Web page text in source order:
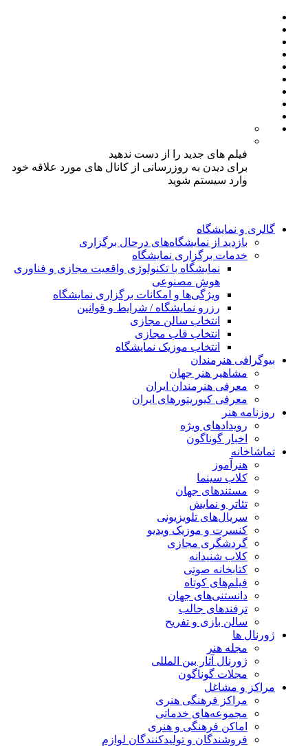
فیلم های جدید را از دست ندهید
برای دیدن به روزرسانی از کانال های مورد علاقه خود
وارد سیستم شوید
گالری و نمایشگاه
بازدید از نمایشگاه‌های درحال برگزاری
خدمات برگزاری نمایشگاه
نمایشگاه با تکنولوژی واقعیت مجازی و فناوری
هوش مصنوعی
ویژگی‌ها و امکانات برگزاری نمایشگاه
رزرو نمایشگاه / شرایط و قوانین
انتخاب سالن مجازی
انتخاب قاب مجازی
انتخاب موزیک نمایشگاه
بیوگرافی هنرمندان
مشاهیر هنر جهان
معرفی هنرمندان ایران
معرفی کیوریتورهای ایران
روزنامه هنر
رویدادهای ویژه
اخبار گوناگون
تماشاخانه
هنرآموز
کلاب سینما
مستندهای جهان
تئاتر و نمایش
سریال‌های تلویزیونی
کنسرت و موزیک ویدیو
گردشگری مجازی
کلاب شنیدانه
کتابخانه صوتی
فیلم‌های کوتاه
دانستنی‌های جهان
ترفندهای جالب
سالن بازی و تفریح
ژورنال ها
مجله هنر
ژورنال آثار بین المللی
مجلات گوناگون
مراکز و مشاغل
مراکز فرهنگی هنری
مجموعه‌های خدماتی
اماکن فرهنگی و هنری
فروشندگان و تولیدکنندگان لوازم